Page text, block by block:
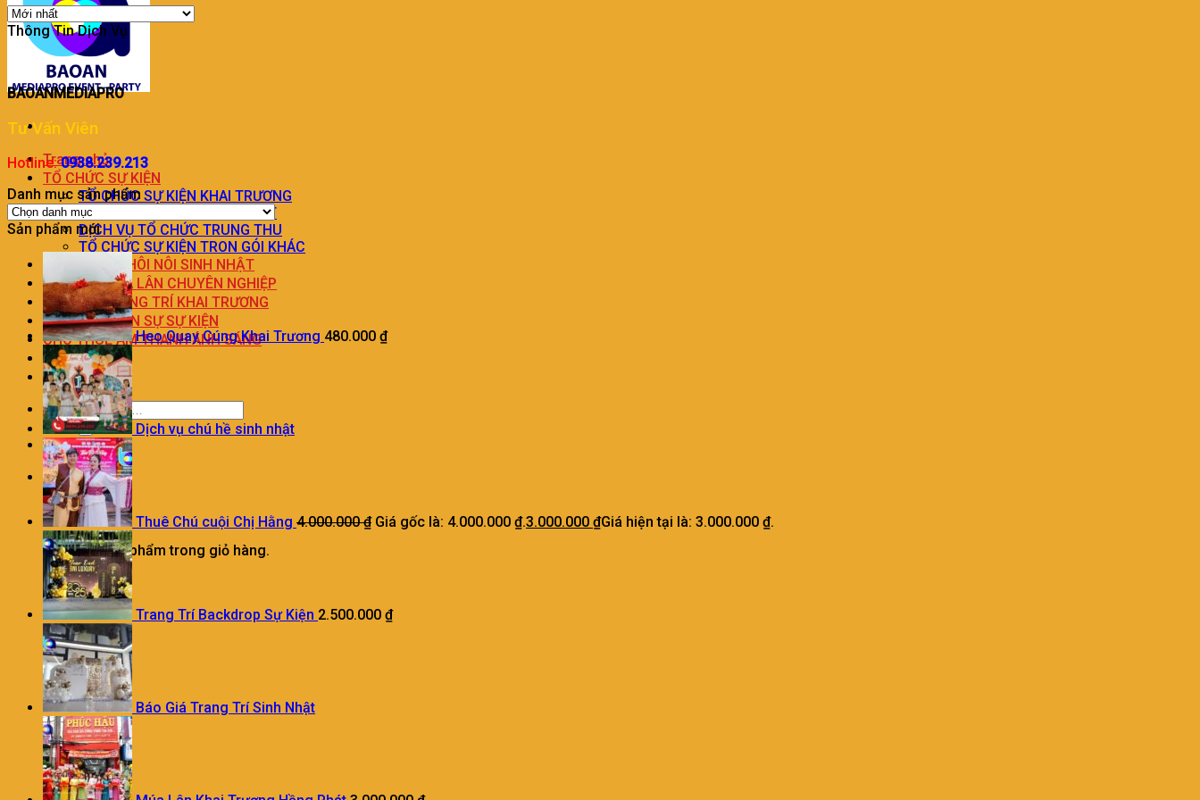
Trang chủ
TỔ CHỨC SỰ KIỆN
TỔ CHỨC SỰ KIỆN KHAI TRƯƠNG
DỊCH VỤ TỔ CHỨC SINH NHẬT
DỊCH VỤ TỔ CHỨC TRUNG THU
TỔ CHỨC SỰ KIỆN TRON GÓI KHÁC
TRANG TRÍ THÔI NÔI SINH NHẬT
DỊCH VỤ MÚA LÂN CHUYÊN NGHIỆP
DỊCH VỤ TRANG TRÍ KHAI TRƯƠNG
DỊCH VỤ NHÂN SỰ SỰ KIỆN
CHO THUÊ ÂM THANH ÁNH SÁNG
LIÊN HỆ
BÁO GIÁ
0
Giỏ hàng
Chưa có sản phẩm trong giỏ hàng.
Thông Tin Dịch Vụ
BAOANMEDIAPRO
Tư Vấn Viên
Hotline:0938.239.213
Danh mục sản phẩm
Sản phẩm mới
Heo Quay Cúng Khai Trương 480.000 ₫
Dịch vụ chú hề sinh nhật
Thuê Chú cuội Chị Hằng 4.000.000₫ Giá gốc là: 4.000.000 ₫.3.000.000 ₫Giá hiện tại là: 3.000.000 ₫.
Trang Trí Backdrop Sự Kiện 2.500.000 ₫
Báo Giá Trang Trí Sinh Nhật